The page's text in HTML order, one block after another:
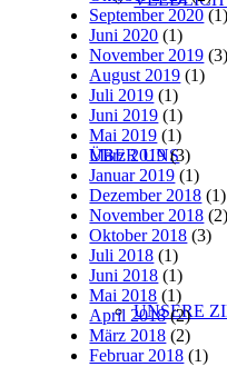
ÜBER UNS
UNSERE
September 2020 (1)
Juni 2020 (1)
November 2019 (3)
August 2019 (1)
Juli 2019 (1)
Juni 2019 (1)
Mai 2019 (1)
März 2019(3)
Januar 2019 (1)
Dezember 2018 (1)
November 2018 (2)
Oktober 2018 (3)
Juli 2018 (1)
Juni 2018 (1)
Mai 2018 (1)
April 2018(2)
März 2018 (2)
Februar 2018 (1)